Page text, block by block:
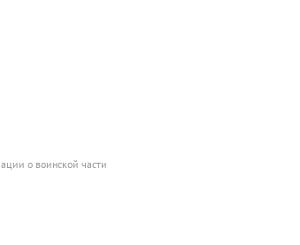
о воинской части